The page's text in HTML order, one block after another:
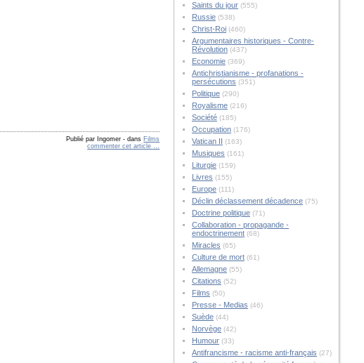
Publié par Ingomer - dans Films
commenter cet article
Saints du jour(555)
Russie(538)
Christ-Roi(460)
Argumentaires historiques - Contre-
Révolution(437)
Economie(369)
Antichristianisme - profanations -
persécutions (351)
Politique(290)
Royalisme(216)
Société(185)
Occupation(176)
Vatican II (163)
Musiques (161)
Liturgie(159)
Livres (155)
Europe(111)
Déclin déclassement décadence(75)
Doctrine politique(71)
Collaboration - propagande -
endoctrinement(68)
Miracles (65)
Culture de mort(61)
Allemagne(55)
Citations (52)
Films (50)
Presse - Medias (46)
Suède(44)
Norvège(42)
Humour(33)
Antifrancisme - racisme anti-français (27)